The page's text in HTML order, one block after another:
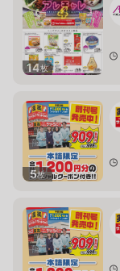
14枚
5枚